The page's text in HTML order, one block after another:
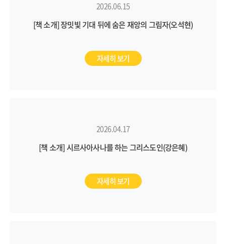
2026.06.15
[책 소개] 장밋빛 기대 뒤에 숨은 재앙의 그림자(오석현)
자세히 보기
2026.04.17
[책 소개] 시르사아사나를 하는 그리스도인(강은혜)
자세히 보기